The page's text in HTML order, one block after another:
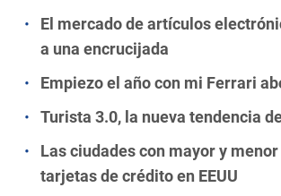
El mercado de artículos
a una encrucijada
Empiezo el año con mi Ferrari
Turista 3.0, la nueva tendencia
Las ciudades con mayor y
tarjetas de crédito en EEUU